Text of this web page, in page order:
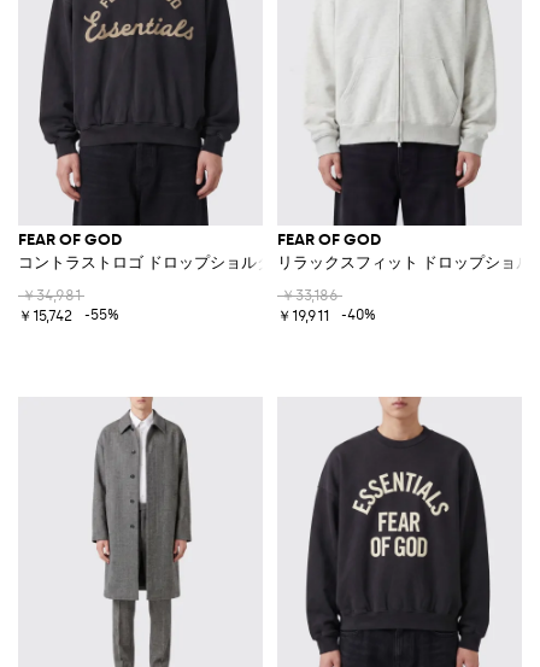
FEAR OF GOD
コントラストロゴ ドロップショルダー コットンフーディ
￥34,981
￥15,742
-55%
FEAR OF GOD
リラックスフィット ドロップショ
￥33,186
￥19,911
-40%